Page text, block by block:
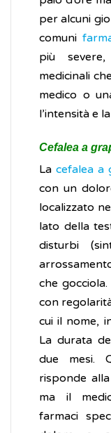
per alcuni
comuni
più
medicinali
medico o
l’intensità e
Cefalea a
La cefalea a
con un
localizzato
lato della
disturbi
che
con
cui il nome,
La durata
due mesi.
risponde
ma il
farmaci